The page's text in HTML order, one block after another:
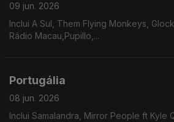
09 jun. 2026
Inclui A Sul, Them Flying Monkeys,
Rádio Macau,Pupillo,...
Portugália
08 jun. 2026
Inclui Samalandra, Mirror People ft Kyle